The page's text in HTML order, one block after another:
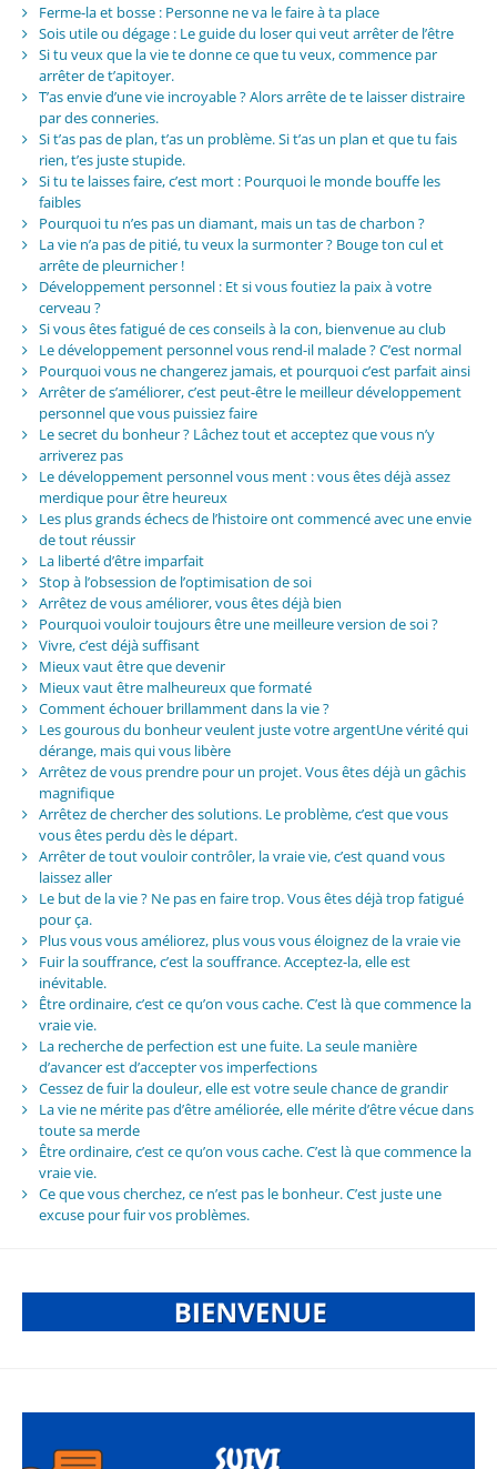
Ferme-la et bosse : Personne ne va le faire à ta place
Sois utile ou dégage : Le guide du loser qui veut arrêter de l’être
Si tu veux que la vie te donne ce que tu veux, commence par
arrêter de t’apitoyer.
T’as envie d’une vie incroyable ? Alors arrête de te laisser distraire
par des conneries.
Si t’as pas de plan, t’as un problème. Si t’as un plan et que tu fais
rien, t’es juste stupide.
Si tu te laisses faire, c’est mort : Pourquoi le monde bouffe les
faibles
Pourquoi tu n’es pas un diamant, mais un tas de charbon ?
La vie n’a pas de pitié, tu veux la surmonter ? Bouge ton cul et
arrête de pleurnicher !
Développement personnel : Et si vous foutiez la paix à votre
cerveau ?
Si vous êtes fatigué de ces conseils à la con, bienvenue au club
Le développement personnel vous rend-il malade ? C’est normal
Pourquoi vous ne changerez jamais, et pourquoi c’est parfait ainsi
Arrêter de s’améliorer, c’est peut-être le meilleur développement
personnel que vous puissiez faire
Le secret du bonheur ? Lâchez tout et acceptez que vous n’y
arriverez pas
Le développement personnel vous ment : vous êtes déjà assez
merdique pour être heureux
Les plus grands échecs de l’histoire ont commencé avec une envie
de tout réussir
La liberté d’être imparfait
Stop à l’obsession de l’optimisation de soi
Arrêtez de vous améliorer, vous êtes déjà bien
Pourquoi vouloir toujours être une meilleure version de soi ?
Vivre, c’est déjà suffisant
Mieux vaut être que devenir
Mieux vaut être malheureux que formaté
Comment échouer brillamment dans la vie ?
Les gourous du bonheur veulent juste votre argentUne vérité qui
dérange, mais qui vous libère
Arrêtez de vous prendre pour un projet. Vous êtes déjà un gâchis
magnifique
Arrêtez de chercher des solutions. Le problème, c’est que vous
vous êtes perdu dès le départ.
Arrêter de tout vouloir contrôler, la vraie vie, c’est quand vous
laissez aller
Le but de la vie ? Ne pas en faire trop. Vous êtes déjà trop fatigué
pour ça.
Plus vous vous améliorez, plus vous vous éloignez de la vraie vie
Fuir la souffrance, c’est la souffrance. Acceptez-la, elle est
inévitable.
Être ordinaire, c’est ce qu’on vous cache. C’est là que commence la
vraie vie.
La recherche de perfection est une fuite. La seule manière
d’avancer est d’accepter vos imperfections
Cessez de fuir la douleur, elle est votre seule chance de grandir
La vie ne mérite pas d’être améliorée, elle mérite d’être vécue dans
toute sa merde
Être ordinaire, c’est ce qu’on vous cache. C’est là que commence la
vraie vie.
Ce que vous cherchez, ce n’est pas le bonheur. C’est juste une
excuse pour fuir vos problèmes.